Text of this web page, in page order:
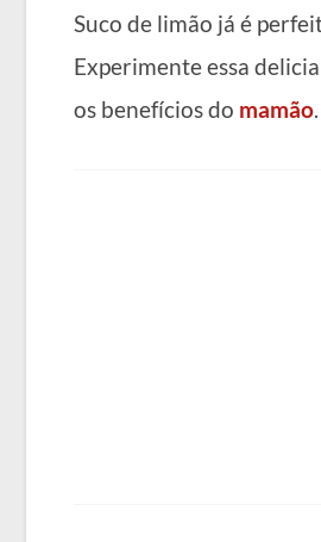
Suco de limão já é
Experimente essa
os benefícios do mamão.